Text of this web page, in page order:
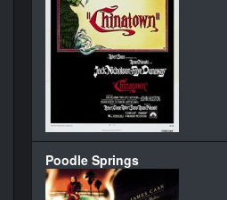
Poodle Springs